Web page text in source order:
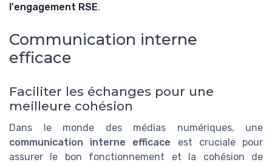
l'engagement RSE.
Communication interne
efficace
Faciliter les échanges pour une
meilleure cohésion
Dans le monde des médias numériques, une
communication interne efficace est cruciale pour
assurer le bon fonctionnement et la cohésion de